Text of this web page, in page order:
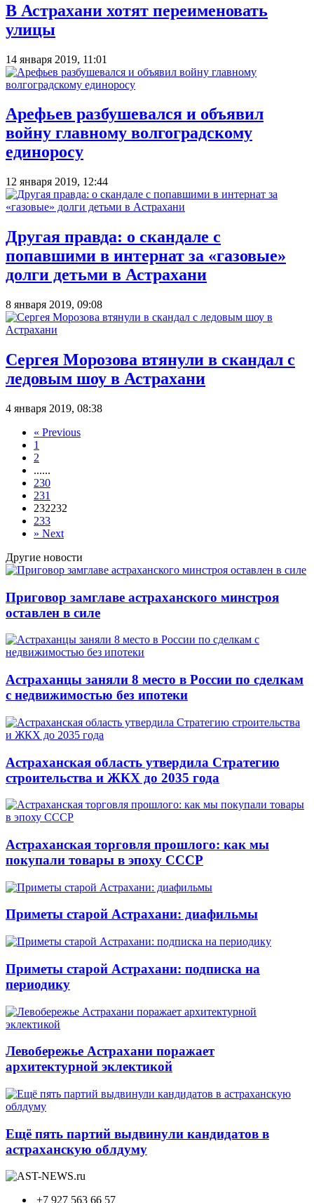
В Астрахани хотят переименовать
улицы
14 января 2019, 11:01
Арефьев разбушевался и объявил
войну главному волгоградскому
единоросу
12 января 2019, 12:44
Другая правда: о скандале с
попавшими в интернат за «газовые»
долги детьми в Астрахани
8 января 2019, 09:08
Сергея Морозова втянули в скандал с
ледовым шоу в Астрахани
4 января 2019, 08:38
« Previous
1
2
......
230
231
232232
233
» Next
Другие новости
Приговор замглаве астраханского минстроя
оставлен в силе
Астраханцы заняли 8 место в России по сделкам
с недвижимостью без ипотеки
Астраханская область утвердила Стратегию
строительства и ЖКХ до 2035 года
Астраханская торговля прошлого: как мы
покупали товары в эпоху СССР
Приметы старой Астрахани: диафильмы
Приметы старой Астрахани: подписка на
периодику
Левобережье Астрахани поражает
архитектурной эклектикой
Ещё пять партий выдвинули кандидатов в
астраханскую облдуму
+7 927 563 66 57